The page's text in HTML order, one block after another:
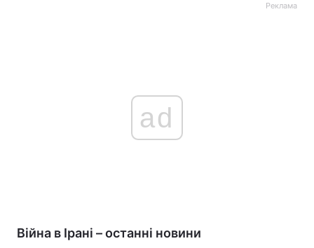
Реклама
ad
Війна в Ірані – останні новини